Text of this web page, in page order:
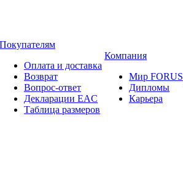
Покупателям
Оплата и доставка
Возврат
Вопрос-ответ
Декларации EAC
Таблица размеров
Компания
Мир FORUS
Дипломы
Карьера